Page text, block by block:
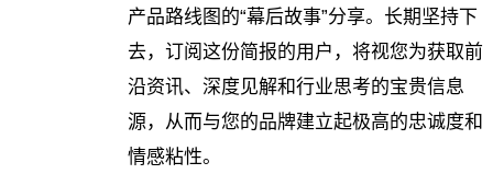
产品路线图的“幕后故事”分享。长期坚持下
去，订阅这份简报的用户，将视您为获取前
沿资讯、深度见解和行业思考的宝贵信息
源，从而与您的品牌建立起极高的忠诚度和
情感粘性。